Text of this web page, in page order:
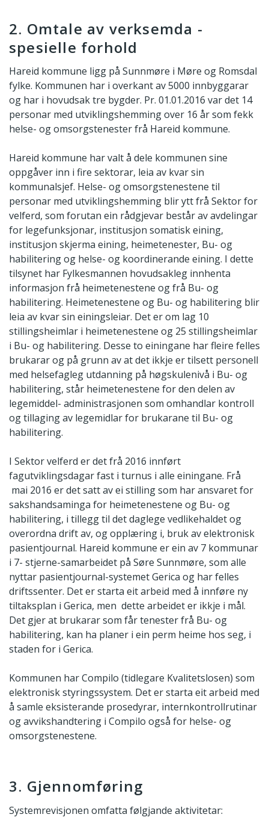
2. Omtale av verksemda -
spesielle forhold
Hareid kommune ligg på Sunnmøre i Møre og Romsdal
fylke. Kommunen har i overkant av 5000 innbyggarar
og har i hovudsak tre bygder. Pr. 01.01.2016 var det 14
personar med utviklingshemming over 16 år som fekk
helse- og omsorgstenester frå Hareid kommune.
Hareid kommune har valt å dele kommunen sine
oppgåver inn i fire sektorar, leia av kvar sin
kommunalsjef. Helse- og omsorgstenestene til
personar med utviklingshemming blir ytt frå Sektor for
velferd, som forutan ein rådgjevar består av avdelingar
for legefunksjonar, institusjon somatisk eining,
institusjon skjerma eining, heimetenester, Bu- og
habilitering og helse- og koordinerande eining. I dette
tilsynet har Fylkesmannen hovudsakleg innhenta
informasjon frå heimetenestene og frå Bu- og
habilitering. Heimetenestene og Bu- og habilitering blir
leia av kvar sin einingsleiar. Det er om lag 10
stillingsheimlar i heimetenestene og 25 stillingsheimlar
i Bu- og habilitering. Desse to einingane har fleire felles
brukarar og på grunn av at det ikkje er tilsett personell
med helsefagleg utdanning på høgskulenivå i Bu- og
habilitering, står heimetenestene for den delen av
legemiddel- administrasjonen som omhandlar kontroll
og tillaging av legemidlar for brukarane til Bu- og
habilitering.
I Sektor velferd er det frå 2016 innført
fagutviklingsdagar fast i turnus i alle einingane. Frå
mai 2016 er det satt av ei stilling som har ansvaret for
sakshandsaminga for heimetenestene og Bu- og
habilitering, i tillegg til det daglege vedlikehaldet og
overordna drift av, og opplæring i, bruk av elektronisk
pasientjournal. Hareid kommune er ein av 7 kommunar
i 7- stjerne-samarbeidet på Søre Sunnmøre, som alle
nyttar pasientjournal-systemet Gerica og har felles
driftssenter. Det er starta eit arbeid med å innføre ny
tiltaksplan i Gerica, men dette arbeidet er ikkje i mål.
Det gjer at brukarar som får tenester frå Bu- og
habilitering, kan ha planer i ein perm heime hos seg, i
staden for i Gerica.
Kommunen har Compilo (tidlegare Kvalitetslosen) som
elektronisk styringssystem. Det er starta eit arbeid med
å samle eksisterande prosedyrar, internkontrollrutinar
og avvikshandtering i Compilo også for helse- og
omsorgstenestene.
3. Gjennomføring
Systemrevisjonen omfatta følgjande aktivitetar: